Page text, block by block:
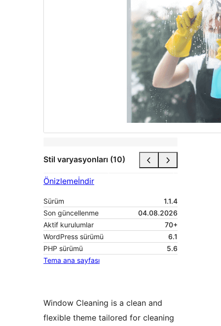
Stil varyasyonları (10)
Önizlemeİndir
Sürüm
1.1.4
Son güncellenme
04.08.2026
Aktif kurulumlar
70+
WordPress sürümü
6.1
PHP sürümü
5.6
Tema ana sayfası
Window Cleaning is a clean and
flexible theme tailored for cleaning